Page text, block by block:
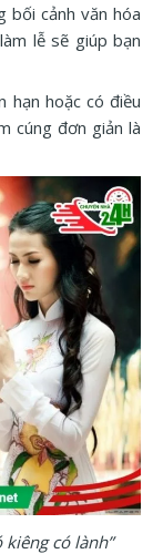
bối cảnh văn hóa
lễ sẽ giúp bạn
hạn hoặc có điều
cúng đơn giản là
kiêng có lành”